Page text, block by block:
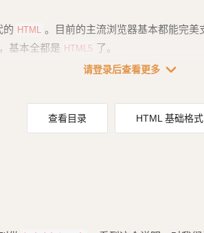
的 HTML
。目前的主流浏览器基本都能完
基本全都是 HTML5 了。
，所学的知识，在 HTML5 里面也完全是适
请登录后查看更多 expand_more
查看目录 HTML 基础格式